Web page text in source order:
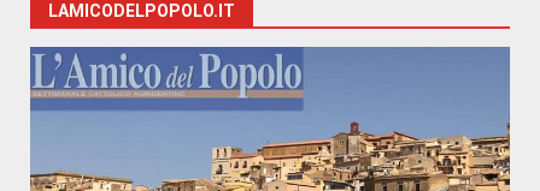
LAMICODELPOPOLO.IT